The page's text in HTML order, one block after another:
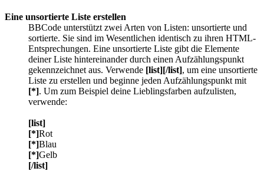
Eine unsortierte Liste erstellen
BBCode unterstützt zwei Arten von Listen: unsortierte und
sortierte. Sie sind im Wesentlichen identisch zu ihren HTML-
Entsprechungen. Eine unsortierte Liste gibt die Elemente
deiner Liste hintereinander durch einen Aufzählungspunkt
gekennzeichnet aus. Verwende [list][/list], um eine unsortierte
Liste zu erstellen und beginne jeden Aufzählungspunkt mit
[*]. Um zum Beispiel deine Lieblingsfarben aufzulisten,
verwende:
[list]
[*]Rot
[*]Blau
[*]Gelb
[/list]